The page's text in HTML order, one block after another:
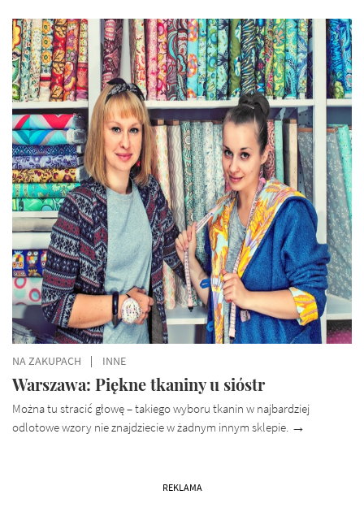
NA ZAKUPACH INNE
Warszawa: Piękne tkaniny u sióstr
Można tu stracić głowę – takiego wyboru tkanin w najbardziej
odlotowe wzory nie znajdziecie w żadnym innym sklepie.
REKLAMA